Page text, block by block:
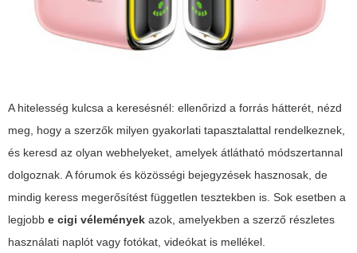
A hitelesség kulcsa a keresésnél: ellenőrizd a forrás hátterét, nézd
meg, hogy a szerzők milyen gyakorlati tapasztalattal rendelkeznek,
és keresd az olyan webhelyeket, amelyek átlátható módszertannal
dolgoznak. A fórumok és közösségi bejegyzések hasznosak, de
mindig keress megerősítést független tesztekben is. Sok esetben a
legjobb e cigi vélemények azok, amelyekben a szerző részletes
használati naplót vagy fotókat, videókat is mellékel.